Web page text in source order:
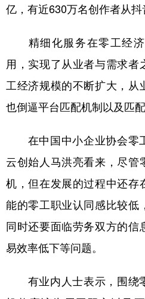
亿，有近630万名创作者从抖
精细化服务在零工经济
用，实现了从业者与需求者
工经济规模的不断扩大，从
也倒逼平台匹配机制以及匹配
在中国中小企业协会零
云创始人马洪亮看来，尽管
机，但在发展的过程中还存
能的零工职业认同感比较低
同时还要面临劳务双方的信
易效率低下等问题。
有业内人士表示，围绕